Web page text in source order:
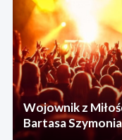
Wojownik z
Bartasa